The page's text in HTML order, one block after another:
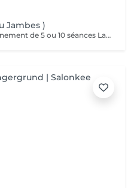
Jambes )
Prestation disponible en abonnement de 5 ou 10 séances La méthode Manuela Shala pour le ventre est un drainage lymphatique spécifique qui vise à affiner la silhouette, dégonfler et détoxifier cette zone. Il s'agit d'un massage rythmé de 50 minutes, utilisant des mouvements précis pour stimuler la circulation lymphatique, éliminer les toxines et réduire la rétention d'eau. Bénéfices pour le ventre : -Dégonflement et réduction de la rétention d'eau -Ventre plus plat et silhouette affinée -Élimination des toxines -Amélioration du transit, soulagement des gaz et ballonnements -Action sur la constipation -Soulagement des tensions liées au stress -Peut améliorer la qualité de la peau et aider après une grossesse ou des changements de poids La méthode Manuela Shala pour les jambes est un drainage lymphatique et un massage modelant manuel, principalement axé sur la réduction de la rétention d'eau, la cellulite, et le gonflement, pour obtenir des jambes plus légères et affinées. Ce soin, qui combine des techniques de drainage lymphatique avec des mouvements manuels profonds, vise à stimuler la circulation sanguine et lymphatique pour détoxifier, tonifier et remodeler la silhouette. Objectifs et bienfaits pour les jambes: -Réduction des gonflements et de la rétention d'eau : Le massage aide à éliminer l'excès de liquide. -Légèreté et confort : Il procure une sensation de légèreté immédiate dans les jambes. -Affinage et remodelage : La méthode traite la cellulite, l'aspect « peau d'orange », et aide à remodeler le contour des jambes. -Amélioration de la peau : Il raffermit la peau, la rendant plus lisse et tonique. -Stimulation de la circulation : Il améliore la circulation sanguine et lymphatique, ce qui aide à mieux oxygéner les tissus.